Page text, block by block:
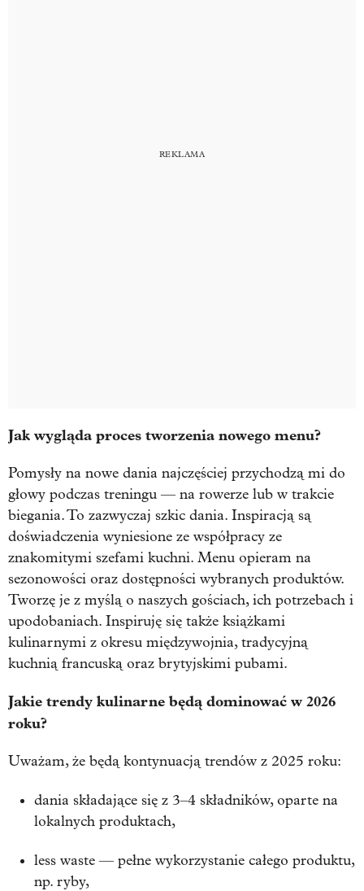
Jak wygląda proces tworzenia nowego menu?
Pomysły na nowe dania najczęściej przychodzą mi do
głowy podczas treningu — na rowerze lub w trakcie
biegania. To zazwyczaj szkic dania. Inspiracją są
doświadczenia wyniesione ze współpracy ze
znakomitymi szefami kuchni. Menu opieram na
sezonowości oraz dostępności wybranych produktów.
Tworzę je z myślą o naszych gościach, ich potrzebach i
upodobaniach. Inspiruję się także książkami
kulinarnymi z okresu międzywojnia, tradycyjną
kuchnią francuską oraz brytyjskimi pubami.
Jakie trendy kulinarne będą dominować w 2026
roku?
Uważam, że będą kontynuacją trendów z 2025 roku:
dania składające się z 3–4 składników, oparte na
lokalnych produktach,
less waste — pełne wykorzystanie całego produktu,
np. ryby,